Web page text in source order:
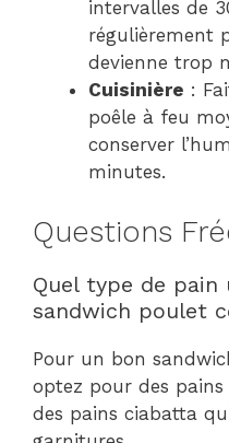
intervalles de
régulièrement
devienne trop
Cuisinière :
poêle à feu
conserver
minutes.
Questions
Quel type de
sandwich poulet
Pour un bon
optez pour des
des pains ciabatta